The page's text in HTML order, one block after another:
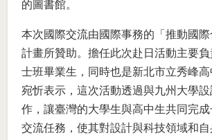
的圖書館。
本次國際交流由國際事務的「推動國際
計畫所贊助。擔任此次赴日活動主要
士班畢業生，同時也是新北市立秀峰
宛忻表示，這次活動透過與九州大學
作，讓臺灣的大學生與高中生共同完
交流任務，使其對設計與科技領域和